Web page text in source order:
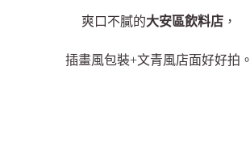
爽口不膩的大安區飲料店 ，
插畫風包裝+文青風店面好好拍。